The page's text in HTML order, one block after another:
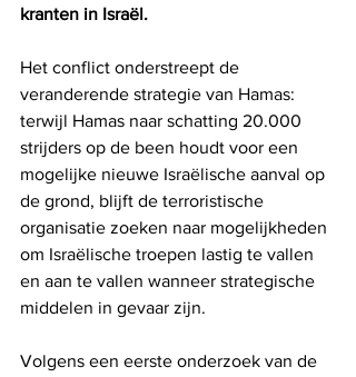
kranten in Israël.
Het conflict onderstreept de
veranderende strategie van Hamas:
terwijl Hamas naar schatting 20.000
strijders op de been houdt voor een
mogelijke nieuwe Israëlische aanval op
de grond, blijft de terroristische
organisatie zoeken naar mogelijkheden
om Israëlische troepen lastig te vallen
en aan te vallen wanneer strategische
middelen in gevaar zijn.
Volgens een eerste onderzoek van de